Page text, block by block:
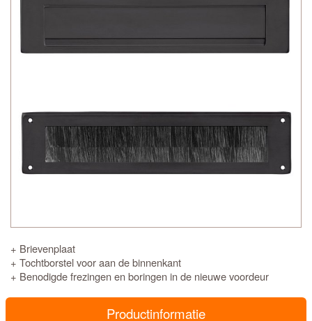
+ Brievenplaat
+ Tochtborstel voor aan de binnenkant
+ Benodigde frezingen en boringen in de nieuwe voordeur
Productinformatie